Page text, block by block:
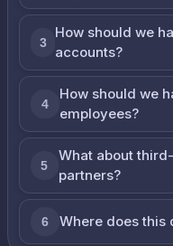
3
How should we
accounts?
4
How should we
employees?
5
What about
partners?
6 Where does this